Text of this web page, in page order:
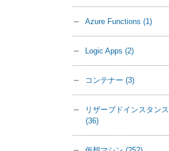
Azure Functions (1)
Logic Apps (2)
コンテナー (3)
リザーブドインスタンス
(36)